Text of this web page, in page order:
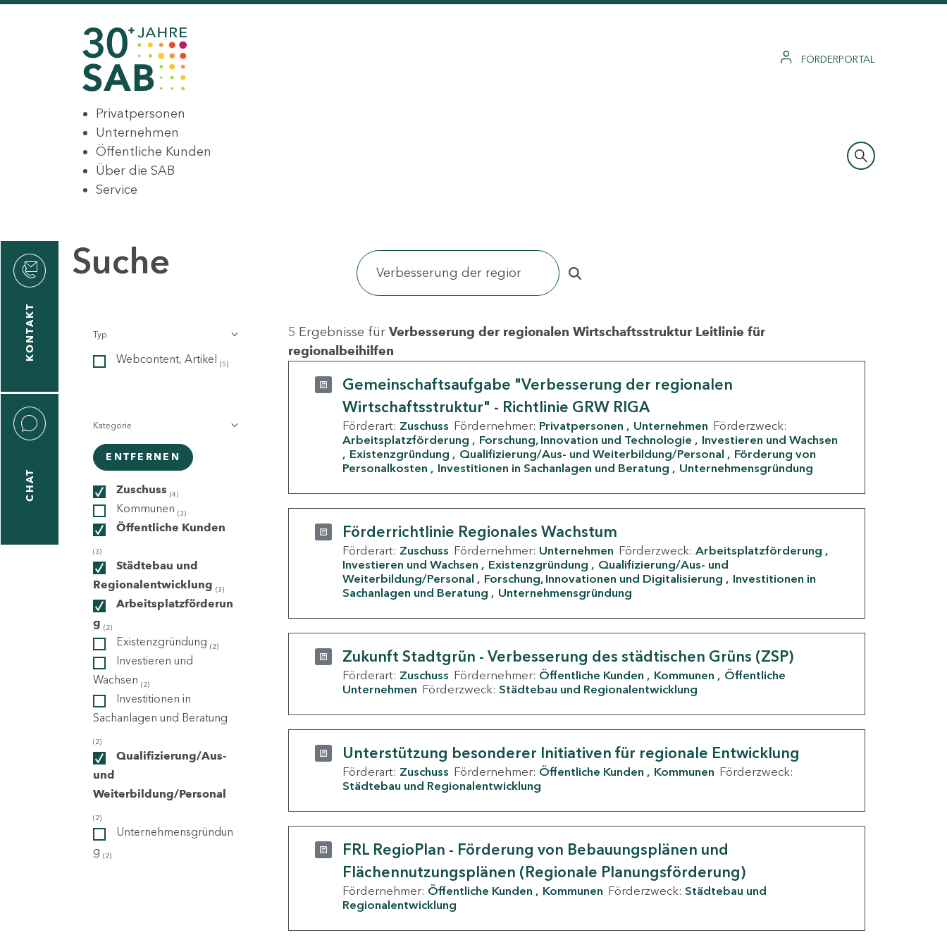
FÖRDERPORTAL
Privatpersonen
Unternehmen
Öffentliche Kunden
Über die SAB
Service
KONTAKT
CHAT
Suche
Typ
Webcontent, Artikel (5)
Kategorie
ENTFERNEN
Zuschuss (4)
Kommunen (3)
Öffentliche Kunden
(3)
Städtebau und
Regionalentwicklung (3)
Arbeitsplatzförderun
g (2)
Existenzgründung (2)
Investieren und
Wachsen (2)
Investitionen in
Sachanlagen und Beratung
(2)
Qualifizierung/Aus-
und
Weiterbildung/Personal
(2)
Unternehmensgründun
g (2)
5 Ergebnisse für Verbesserung der regionalen Wirtschaftsstruktur Leitlinie für
regionalbeihilfen
Gemeinschaftsaufgabe "Verbesserung der regionalen
Wirtschaftsstruktur" - Richtlinie GRW RIGA
Förderart: Zuschuss Fördernehmer: Privatpersonen Unternehmen Förderzweck:
Arbeitsplatzförderung
Forschung, Innovation und Technologie
Investieren und Wachsen
Existenzgründung
Qualifizierung/Aus- und Weiterbildung/Personal
Förderung von
Personalkosten
Investitionen in Sachanlagen und Beratung Unternehmensgründung
Förderrichtlinie Regionales Wachstum
Förderart: Zuschuss Fördernehmer: Unternehmen Förderzweck: Arbeitsplatzförderung
Investieren und Wachsen
Existenzgründung
Qualifizierung/Aus- und
Weiterbildung/Personal
Forschung, Innovationen und Digitalisierung
Investitionen in
Sachanlagen und Beratung
Unternehmensgründung
Zukunft Stadtgrün - Verbesserung des städtischen Grüns (ZSP)
Förderart: Zuschuss Fördernehmer: Öffentliche Kunden Kommunen
Öffentliche
Unternehmen Förderzweck: Städtebau und Regionalentwicklung
Unterstützung besonderer Initiativen für regionale Entwicklung
Förderart: Zuschuss Fördernehmer: Öffentliche Kunden Kommunen Förderzweck:
Städtebau und Regionalentwicklung
FRL RegioPlan - Förderung von Bebauungsplänen und
Flächennutzungsplänen (Regionale Planungsförderung)
Fördernehmer: Öffentliche Kunden Kommunen Förderzweck: Städtebau und
Regionalentwicklung